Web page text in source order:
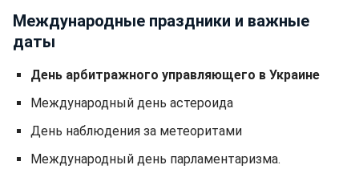
Международные праздники и важные
даты
День арбитражного управляющего в Украине
Международный день астероида
День наблюдения за метеоритами
Международный день парламентаризма.